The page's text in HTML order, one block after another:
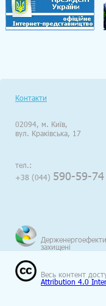
Контакти
02094, м. Київ,
вул. Краківська, 17
тел.:
+38 (044) 590-59-74
захищені
Весь контент
Attribution 4.0